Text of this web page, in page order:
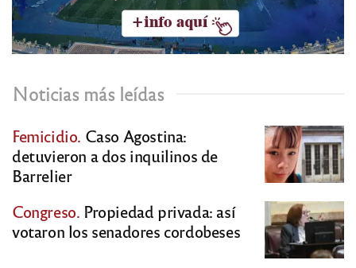
Noticias más leídas
Femicidio. Caso Agostina:
detuvieron a dos inquilinos de
Barrelier
Congreso. Propiedad privada: así
votaron los senadores cordobeses